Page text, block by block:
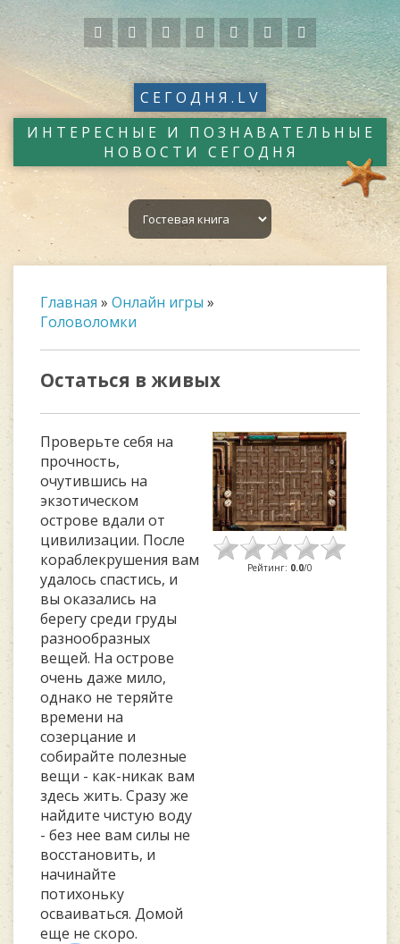
СЕГОДНЯ.LV
ИНТЕРЕСНЫЕ И ПОЗНАВАТЕЛЬНЫЕ
НОВОСТИ СЕГОДНЯ
Главная » Онлайн игры »
Головоломки
Остаться в живых
Проверьте себя на
прочность,
очутившись на
экзотическом
острове вдали от
цивилизации. После
кораблекрушения вам
удалось спастись, и
вы оказались на
берегу среди груды
разнообразных
вещей. На острове
очень даже мило,
однако не теряйте
времени на
созерцание и
собирайте полезные
вещи - как-никак вам
здесь жить. Сразу же
найдите чистую воду
- без нее вам силы не
восстановить, и
начинайте
потихоньку
осваиваться. Домой
еще не скоро.
Рейтинг: 0.0/0